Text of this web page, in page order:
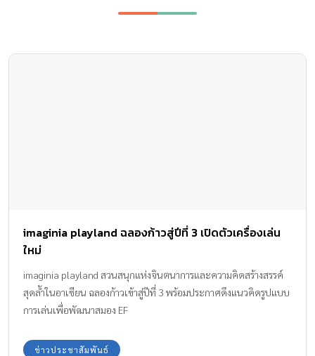
imaginia playland ฉลองก้าวสู่ปีที่ 3 เปิดตัวเครื่องเล่น
ใหม่
imaginia playland สวนสนุกแห่งจินตนาการและความคิดสร้างสรรค์
สุดล้ำในอาเซียน ฉลองก้าวเข้าสู่ปีที่ 3 พร้อมประกาศดึงแนวคิดรูปแบบ
การเล่นเพื่อพัฒนาสมอง EF
ข่าวประชาสัมพันธ์